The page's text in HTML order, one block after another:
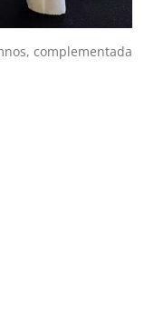
complementada